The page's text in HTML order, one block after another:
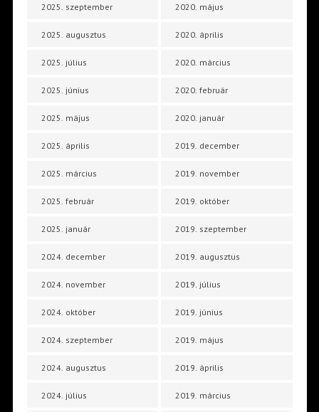
2025. szeptember
2025. augusztus
2025. július
2025. június
2025. május
2025. április
2025. március
2025. február
2025. január
2024. december
2024. november
2024. október
2024. szeptember
2024. augusztus
2024. július
2020. május
2020. április
2020. március
2020. február
2020. január
2019. december
2019. november
2019. október
2019. szeptember
2019. augusztus
2019. július
2019. június
2019. május
2019. április
2019. március